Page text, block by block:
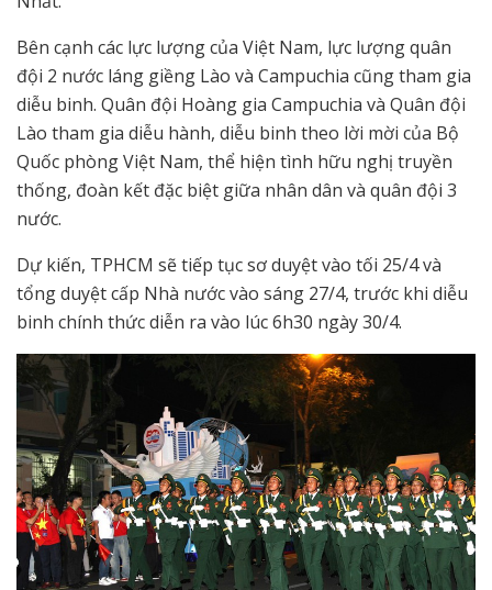
Bên cạnh các lực lượng của Việt Nam, lực lượng quân
đội 2 nước láng giềng Lào và Campuchia cũng tham gia
diễu binh. Quân đội Hoàng gia Campuchia và Quân đội
Lào tham gia diễu hành, diễu binh theo lời mời của Bộ
Quốc phòng Việt Nam, thể hiện tình hữu nghị truyền
thống, đoàn kết đặc biệt giữa nhân dân và quân đội 3
nước.
Dự kiến, TPHCM sẽ tiếp tục sơ duyệt vào tối 25/4 và
tổng duyệt cấp Nhà nước vào sáng 27/4, trước khi diễu
binh chính thức diễn ra vào lúc 6h30 ngày 30/4.